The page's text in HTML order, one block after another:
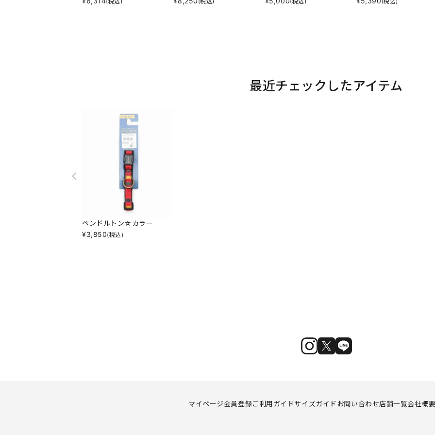
最近チェックしたアイテム
ペンドルトン☆カラー
¥3,850(税込)
マイページ会員登録ご利用ガイドサイズガイド お問い合わせ店舗一覧会社概要